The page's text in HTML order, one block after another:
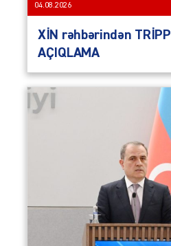
04.08.2026
XİN rəhbərindən
AÇIQLAMA